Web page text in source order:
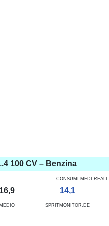
100 CV – Benzina
CONSUMI MEDI REALI
16,9 14,1
MEDIO SPRITMONITOR.DE